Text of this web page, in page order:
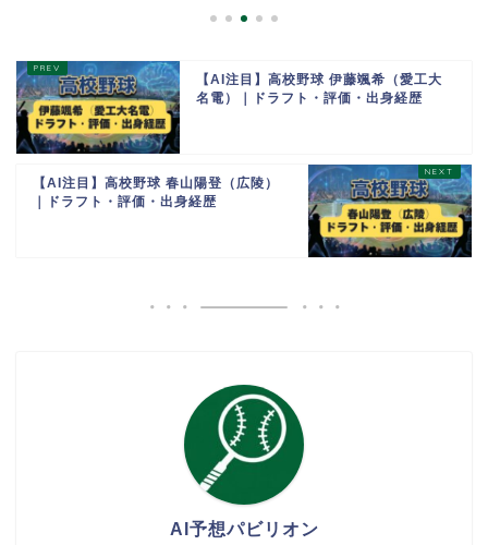
【AI注目】高校野球 伊藤颯希（愛工大
名電）｜ドラフト・評価・出身経歴
【AI注目】高校野球 春山陽登（広陵）
｜ドラフト・評価・出身経歴
AI予想パビリオン